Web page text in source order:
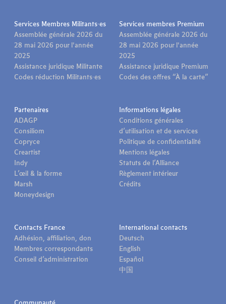
Services Membres Militants·es
Assemblée générale 2026 du
28 mai 2026 pour l'année
2025
Assistance juridique Militante
Codes réduction Militants·es
Services membres Premium
Assemblée générale 2026 du
28 mai 2026 pour l'année
2025
Assistance juridique Premium
Codes des offres “À la carte”
Partenaires
ADAGP
Consiliom
Copryce
Creartist
Indy
L’œil & la forme
Marsh
Moneydesign
Informations légales
Conditions générales
d’utilisation et de services
Politique de confidentialité
Mentions légales
Statuts de l’Alliance
Règlement intérieur
Crédits
Contacts France
Adhésion, affiliation, don
Membres correspondants
Conseil d’administration
International contacts
Deutsch
English
Español
中国